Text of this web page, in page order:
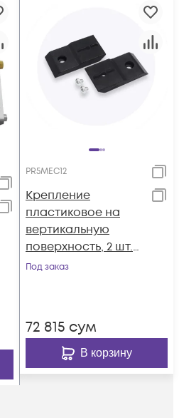
PR5MEC12
Крепление
пластиковое на
вертикальную
поверхность, 2 шт.
Teltonika
Под заказ
72 815 сум
В корзину